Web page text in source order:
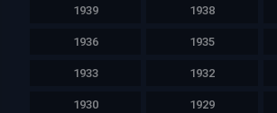
1939 1938
1936 1935
1933 1932
1930 1929